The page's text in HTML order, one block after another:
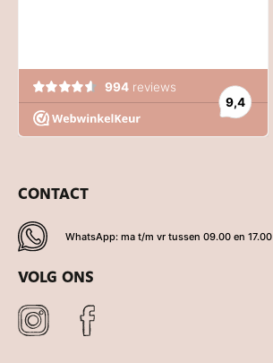
CONTACT
WhatsApp: ma t/m vr tussen 09.00 en 17.00
VOLG ONS